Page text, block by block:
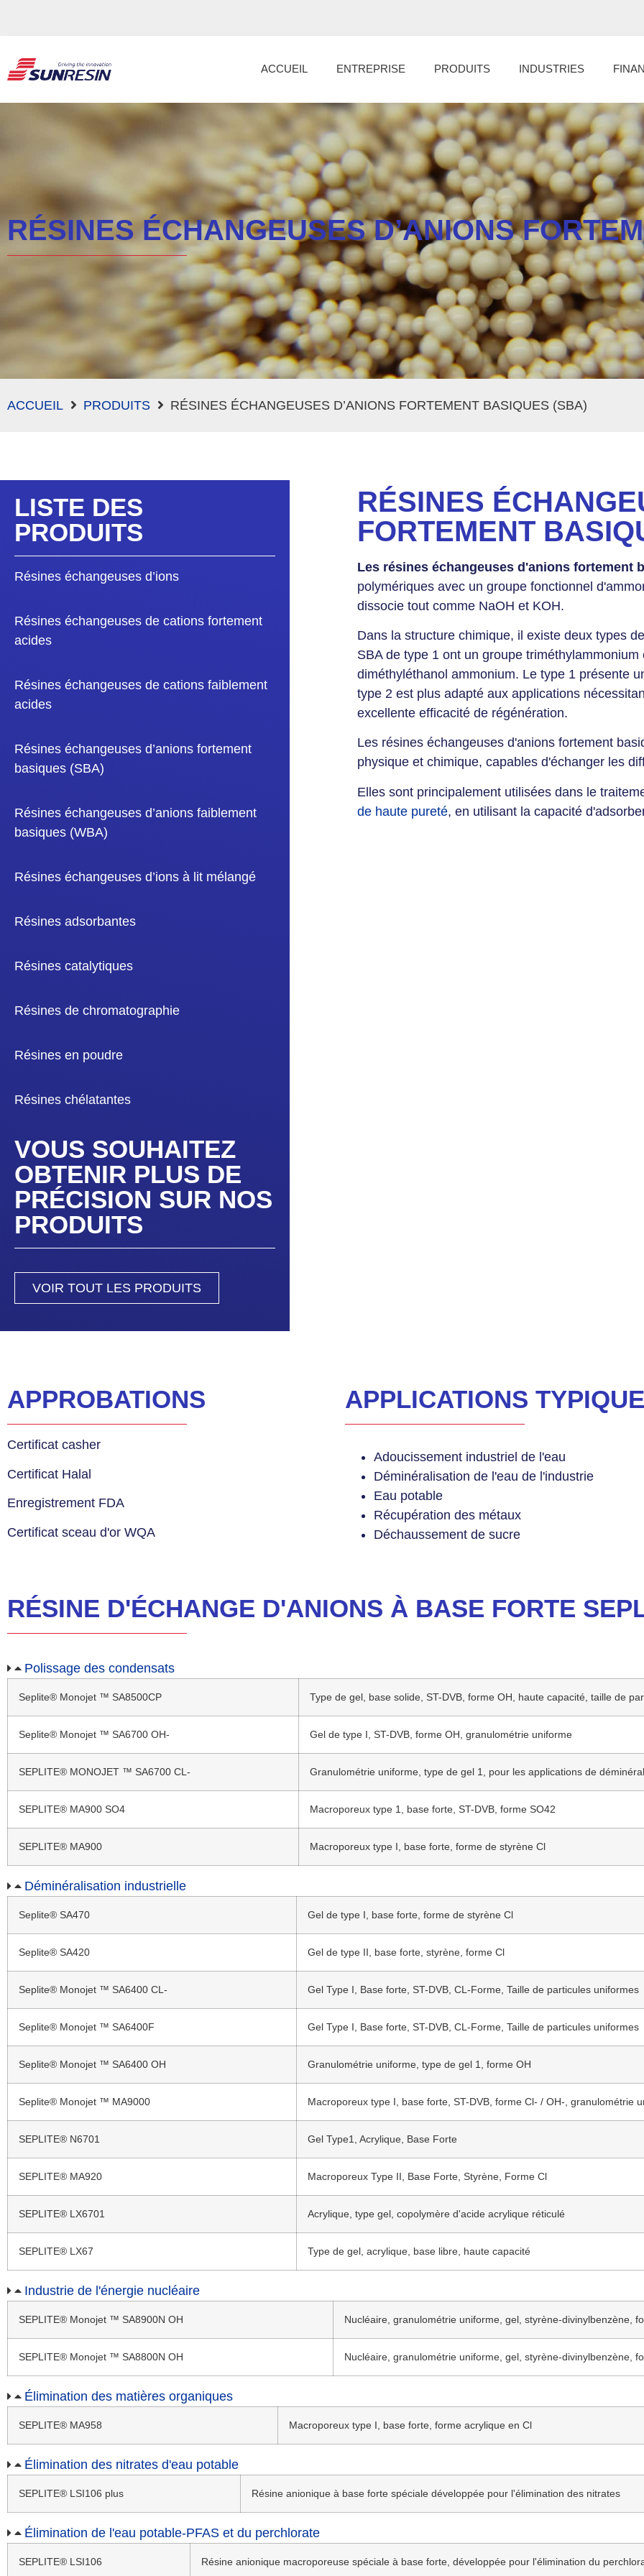
ACCUEIL ENTREPRISE PRODUITS INDUSTRIES
RÉSINES ÉCHANGEUSES D’ANIONS
ACCUEIL PRODUITS RÉSINES ÉCHANGEUSES D’ANIONS FORTEMENT BASIQUES (SBA)
LISTE DES
PRODUITS
Résines échangeuses d’ions
Résines échangeuses de cations fortement
acides
Résines échangeuses de cations faiblement
acides
Résines échangeuses d’anions fortement
basiques (SBA)
Résines échangeuses d’anions faiblement
basiques (WBA)
Résines échangeuses d’ions à lit mélangé
Résines adsorbantes
Résines catalytiques
Résines de chromatographie
Résines en poudre
Résines chélatantes
VOUS SOUHAITEZ
OBTENIR PLUS DE
PRÉCISION SUR NOS
PRODUITS
VOIR TOUT LES PRODUITS
RÉSINES
FORTEMENT
Les résines échangeuses d'anions fortement
polymériques avec un groupe fonctionnel
dissocie tout comme NaOH et KOH.
Dans la structure chimique, il existe deux types
SBA de type 1 ont un groupe
diméthyléthanol ammonium. Le type 1 présente
type 2 est plus adapté aux applications
excellente efficacité de régénération.
Les résines échangeuses d'anions fortement
physique et chimique, capables d'échanger les
Elles sont principalement utilisées dans le
de haute pureté, en utilisant la capacité
APPROBATIONS
Certificat casher
Certificat Halal
Enregistrement FDA
Certificat sceau d'or WQA
APPLICATIONS
Adoucissement industriel de l'eau
Déminéralisation de l'eau de l'industrie
Eau potable
Récupération des métaux
Déchaussement de sucre
RÉSINE D'ÉCHANGE D'ANIONS À BASE FORTE
Polissage des condensats
Seplite® Monojet ™ SA8500CP Type de gel, base solide, ST-DVB, forme OH, haute capacité, taille de
Seplite® Monojet ™ SA6700 OH- Gel de type I, ST-DVB, forme OH, granulométrie uniforme
SEPLITE® MONOJET ™ SA6700 CL- Granulométrie uniforme, type de gel 1, pour les applications de
SEPLITE® MA900 SO4 Macroporeux type 1, base forte, ST-DVB, forme SO42
SEPLITE® MA900 Macroporeux type I, base forte, forme de styrène Cl
Déminéralisation industrielle
Seplite® SA470 Gel de type I, base forte, forme de styrène Cl
Seplite® SA420 Gel de type II, base forte, styrène, forme Cl
Seplite® Monojet ™ SA6400 CL- Gel Type I, Base forte, ST-DVB, CL-Forme, Taille de particules uniformes
Seplite® Monojet ™ SA6400F Gel Type I, Base forte, ST-DVB, CL-Forme, Taille de particules uniformes
Seplite® Monojet ™ SA6400 OH Granulométrie uniforme, type de gel 1, forme OH
Seplite® Monojet ™ MA9000 Macroporeux type I, base forte, ST-DVB, forme Cl- / OH-, granulométrie
SEPLITE® N6701 Gel Type1, Acrylique, Base Forte
SEPLITE® MA920 Macroporeux Type II, Base Forte, Styrène, Forme Cl
SEPLITE® LX6701 Acrylique, type gel, copolymère d'acide acrylique réticulé
SEPLITE® LX67 Type de gel, acrylique, base libre, haute capacité
Industrie de l'énergie nucléaire
SEPLITE® Monojet ™ SA8900N OH Nucléaire, granulométrie uniforme, gel, styrène-divinylbenzène,
SEPLITE® Monojet ™ SA8800N OH Nucléaire, granulométrie uniforme, gel, styrène-divinylbenzène,
Élimination des matières organiques
SEPLITE® MA958 Macroporeux type I, base forte, forme acrylique en Cl
Élimination des nitrates d'eau potable
SEPLITE® LSI106 plus Résine anionique à base forte spéciale développée pour l'élimination des nitrates
Élimination de l'eau potable-PFAS et du perchlorate
SEPLITE® LSI106 Résine anionique macroporeuse spéciale à base forte, développée pour l'élimination du